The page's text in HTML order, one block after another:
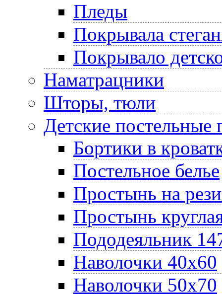
Пледы
Покрывала
Покрывало
Наматрацники
Шторы, тюли
Детские постельные
Бортики в
Постельное белье
Простынь на
Простынь
Пододеяльник
Наволочки 40х60
Наволочки 50х70